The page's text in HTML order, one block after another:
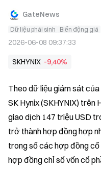
GateNews
Dữ liệu phái sinh Biến động giá
2026-06-08 09:37:33
SKHYNIX -9,40%
Theo dữ liệu giám sát
SK Hynix (SKHYNIX) trên
giao dịch 147 triệu USD
trở thành hợp đồng hợp
trong số các hợp đồng cổ
hợp đồng chỉ số vốn cổ